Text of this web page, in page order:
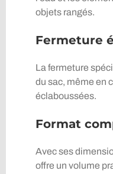
objets rangés.
Fermeture
La fermeture
du sac, même en
éclaboussées.
Format
Avec ses
offre un volume